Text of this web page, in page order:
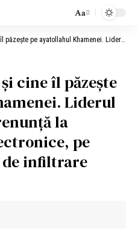
Aa
suprem iranian renunță la comunicațiile electronice, pe fondul temerilor de infiltrare israeliană
cine îl păzește
Liderul
la
pe
infiltrare